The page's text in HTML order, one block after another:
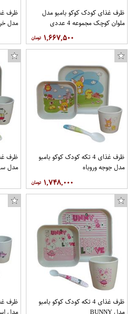
ظرف غذای کودک کوکو بامبو مدل
ملوان کوچک مجموعه 4 عددی
۱,۶۶۷,۵۰۰
مدل
ظرف غذای 4 تکه کودک کوکو بامبو
مدل جوجه وروباه
۱,۷۴۸,۰۰۰
مدل
ظرف غذای 4 تکه کودک کوکو بامبو
مدل BUNNY
مدل